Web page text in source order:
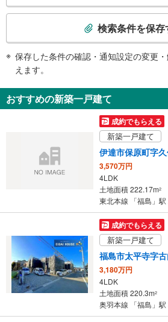
・各ホーム⇔改札内通路
・東口⇔東西自由通路（地下）
エスカレータ
【ＪＲ】
［新幹線］
・各ホーム⇔改札
［新幹線］［在来線］
・改札⇔西口
【ＪＲ】
・ＡＥＤ
・点字運賃表
【阿武隈急行】
・券売機（車椅子対応）
検
知
を
イ
ペ
ー
ジ
存
検索条件を保存
保存した条件の確認・通知設定の変更
えます。
おすすめの新築一戸建て
成約でもらえる
新築一戸建て
伊達市保原町字
3,570万円
4LDK
土地面積 222.17m2
成約でもらえる
新築一戸建て
福島市太平寺字
3,180万円
4LDK
土地面積 220.3m2
奥羽本線 「福島」